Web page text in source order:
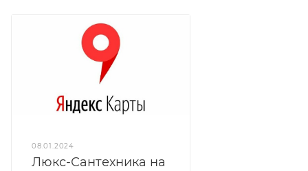
08.01.2024
Люкс-Сантехника на